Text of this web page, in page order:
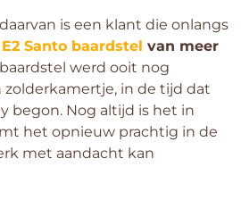
is een klant die onlangs
E2 Santo baardstel van meer
werd ooit nog
in de tijd dat
begon. Nog altijd is het in
het opnieuw prachtig in de
met aandacht kan